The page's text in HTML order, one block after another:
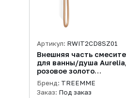
Артикул: RWIT2CD8SZ01
Внешняя часть
для ванны/душа
розовое золото
брашированное
Бренд: TREEMME
Заказ: Под заказ